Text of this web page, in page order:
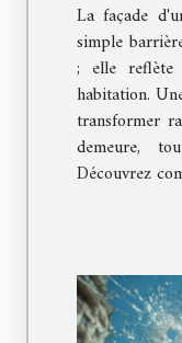
La façade
simple
; elle
habitation.
transformer
demeure,
Découvrez